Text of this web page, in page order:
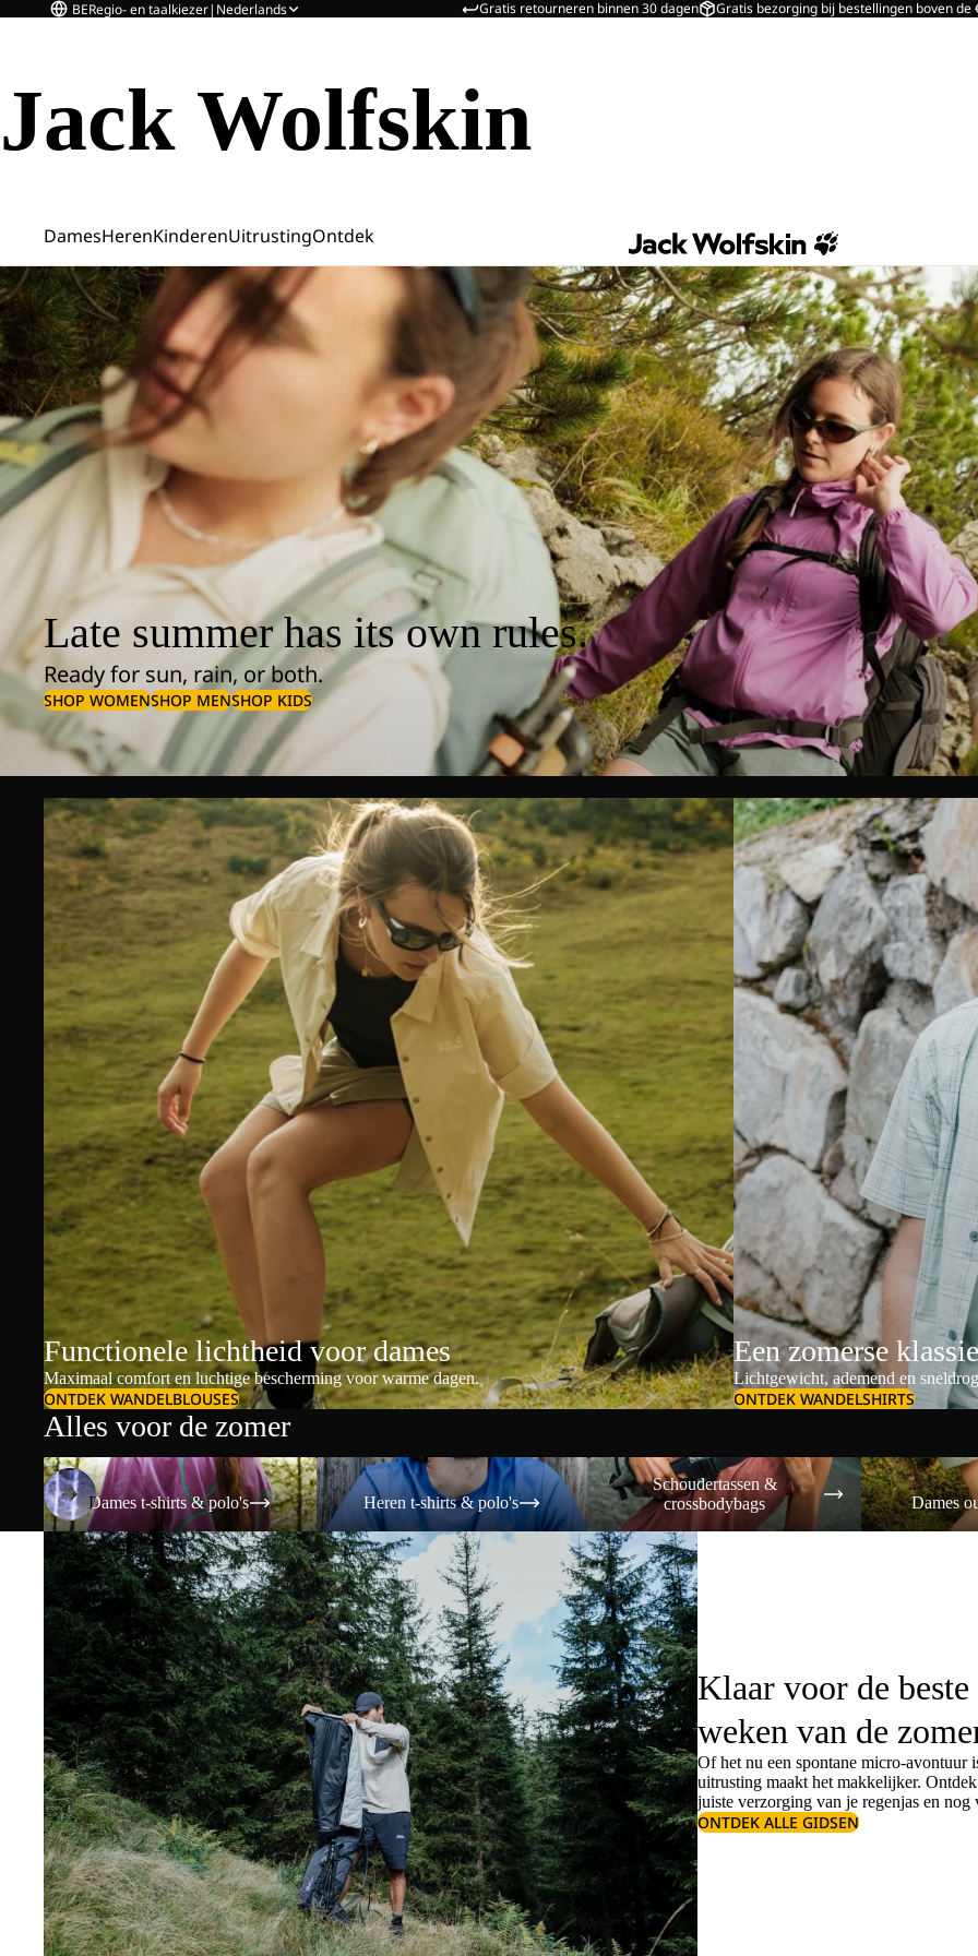
Gratis retourneren binnen 30 dagen Gratis bezorging bij bestellingen boven de
BERegio- en taalkiezer| Nederlands
Jack Wolfskin
DamesHerenKinderenUitrustingOntdek
Late summer has its own rules.
Ready for sun, rain, or both.
SHOP WOMENSHOP MENSHOP KIDS
Functionele lichtheid voor dames
Maximaal comfort en luchtige bescherming voor warme dagen.
ONTDEK WANDELBLOUSES
Een zomerse
Lichtgewicht, ademend en
ONTDEK WANDELSHIRTS
Alles voor de zomer
Dames t-shirts & polo's
Dames t-shirts & polo's
Heren t-shirts & polo's
Heren t-shirts & polo's
Schoudertassen & crossbodybags
Schoudertassen &
crossbodybags
Dames outdoor
Dames
Klaar voor de beste
weken van de
Of het nu een spontane micro-avontuur
uitrusting maakt het makkelijker.
juiste verzorging van je regenjasen nog
ONTDEK ALLE GIDSEN